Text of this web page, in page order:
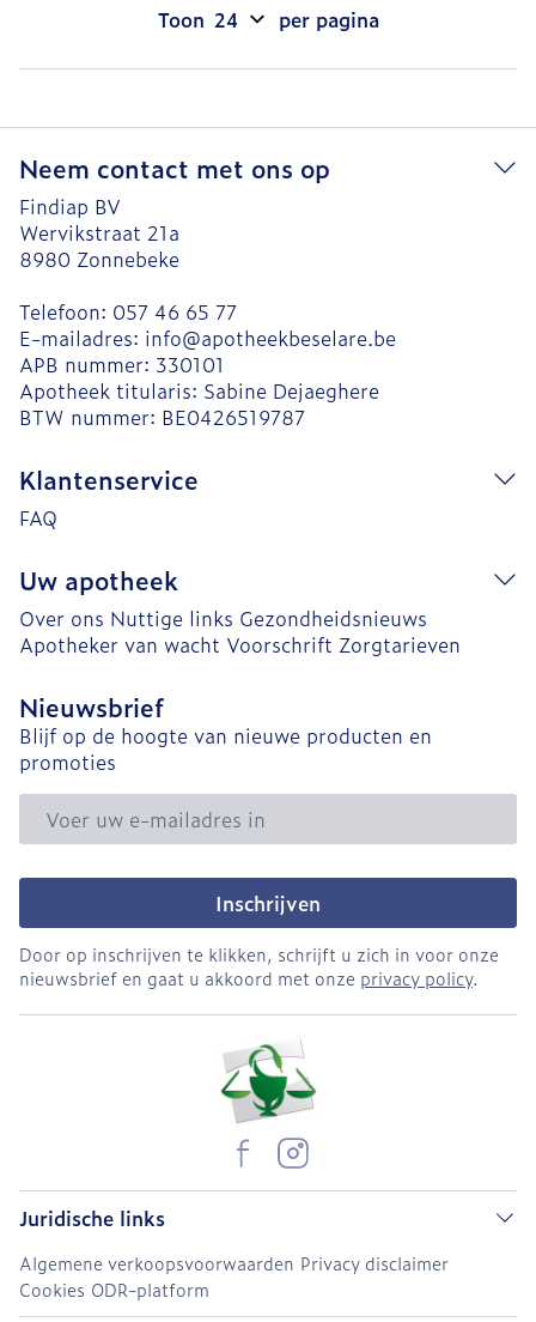
Toon per pagina
Neem contact met ons op
Findiap BV
Wervikstraat 21a
8980 Zonnebeke
Telefoon: 057 46 65 77
E-mailadres: info@apotheekbeselare.be
APB nummer: 330101
Apotheek titularis: Sabine Dejaeghere
BTW nummer: BE0426519787
Klantenservice
FAQ
Uw apotheek
Over ons Nuttige links Gezondheidsnieuws
Apotheker van wacht Voorschrift Zorgtarieven
Nieuwsbrief
Blijf op de hoogte van nieuwe producten en
promoties
E-mail adres
Inschrijven
Door op inschrijven te klikken, schrijft u zich in voor onze
nieuwsbrief en gaat u akkoord met onze privacy policy.
Juridische links
Algemene verkoopsvoorwaarden Privacy disclaimer
Cookies ODR-platform